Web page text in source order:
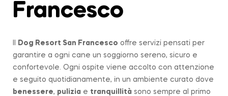
Francesco
Dog Resort San Francesco offre servizi pensati per
garantire a ogni cane un soggiorno sereno, sicuro e
confortevole. Ogni ospite viene accolto con attenzione
e seguito quotidianamente, in un ambiente curato dove
benessere, pulizia e tranquillità sono sempre al primo